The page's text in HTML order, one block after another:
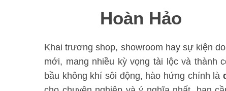
Hoàn Hảo
Khai trương shop, showroom hay sự kiện
mới, mang nhiều kỳ vọng tài lộc và thành
bầu không khí sôi động, hào hứng chính là